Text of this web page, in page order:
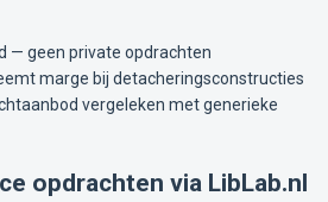
— geen private opdrachten
marge bij detacheringsconstructies
vergeleken met generieke
opdrachten via LibLab.nl